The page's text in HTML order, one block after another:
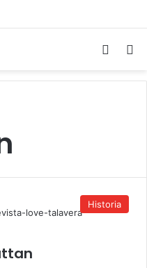
Historia